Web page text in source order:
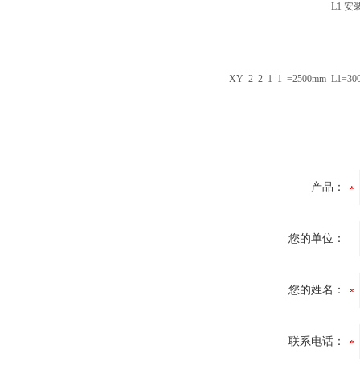
L1 安
XY 2 2 1 1 =2500mm
产品：
您的单位：
您的姓名：
联系电话：